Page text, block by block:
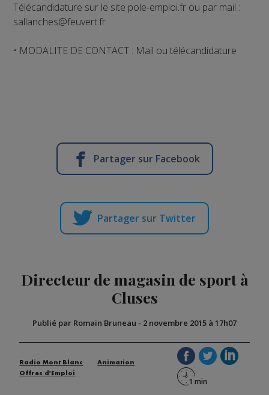
Télécandidature sur le site pole-emploi.fr ou par mail :
sallanches@feuvert.fr
• MODALITE DE CONTACT : Mail ou télécandidature
Partager sur Facebook
Partager sur Twitter
Directeur de magasin de sport à
Cluses
Publié par Romain Bruneau - 2 novembre 2015 à 17h07
Radio Mont Blanc
Animation
Offres d'Emploi